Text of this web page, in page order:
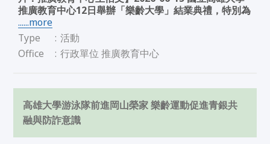
推廣教育中心12日舉辦「樂齡大學」結業典禮，特別為
......more
Type
: 活動
Office
: 行政單位 推廣教育中心
高雄大學游泳隊前進岡山榮家 樂齡運動促進青銀共
融與防詐意識